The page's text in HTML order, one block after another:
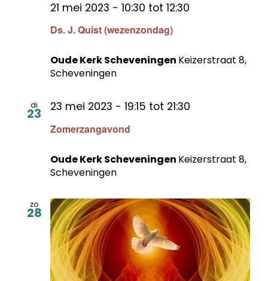
Ds. J. Quist (wezenzondag)
21 mei 2023 - 10:30 tot 12:30
Oude Kerk Scheveningen Keizerstraat 8,
Scheveningen
di
23
Zomerzangavond
23 mei 2023 - 19:15 tot 21:30
Oude Kerk Scheveningen Keizerstraat 8,
Scheveningen
zo
28